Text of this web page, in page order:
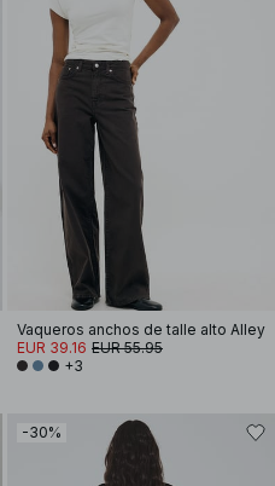
Vaqueros anchos de talle alto Alley
EUR 39.16 EUR 55.95
+3
-30%